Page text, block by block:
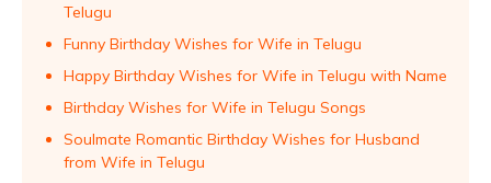
Telugu
Funny Birthday Wishes for Wife in Telugu
Happy Birthday Wishes for Wife in Telugu with Name
Birthday Wishes for Wife in Telugu Songs
Soulmate Romantic Birthday Wishes for Husband
from Wife in Telugu